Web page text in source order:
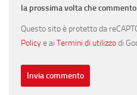
la prossima volta che
Questo sito è protetto da
Policye ai Termini di utilizzodi